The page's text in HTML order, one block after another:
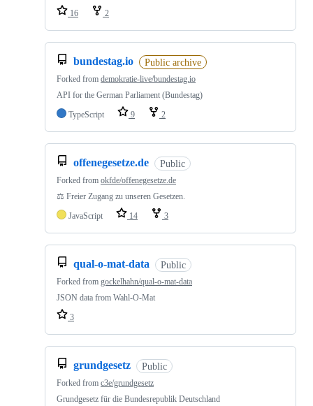
16
2
bundestag.io Public archive
Forked from demokratie-live/bundestag.io
API for the German Parliament (Bundestag)
TypeScript
9 2
offenegesetze.de Public
Forked from okfde/offenegesetze.de
⚖️ Freier Zugang zu unseren Gesetzen.
JavaScript
14 3
qual-o-mat-data Public
Forked from gockelhahn/qual-o-mat-data
JSON data from Wahl-O-Mat
3
grundgesetz Public
Forked from c3e/grundgesetz
Grundgesetz für die Bundesrepublik Deutschland